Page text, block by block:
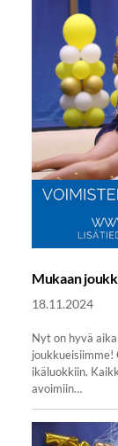
Mukaan
18.11.2024
Nyt on hyvä
ikäluokkiin.
avoimiin…